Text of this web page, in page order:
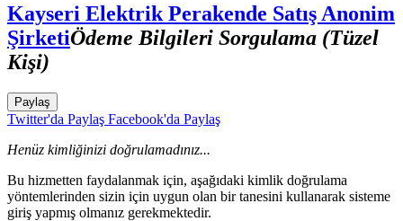
Kayseri Elektrik Perakende Satış Anonim
ŞirketiÖdeme Bilgileri Sorgulama (Tüzel
Kişi)
Paylaş
Twitter'da Paylaş Facebook'da Paylaş
Henüz kimliğinizi doğrulamadınız...
Bu hizmetten faydalanmak için, aşağıdaki kimlik doğrulama
yöntemlerinden sizin için uygun olan bir tanesini kullanarak sisteme
giriş yapmış olmanız gerekmektedir.